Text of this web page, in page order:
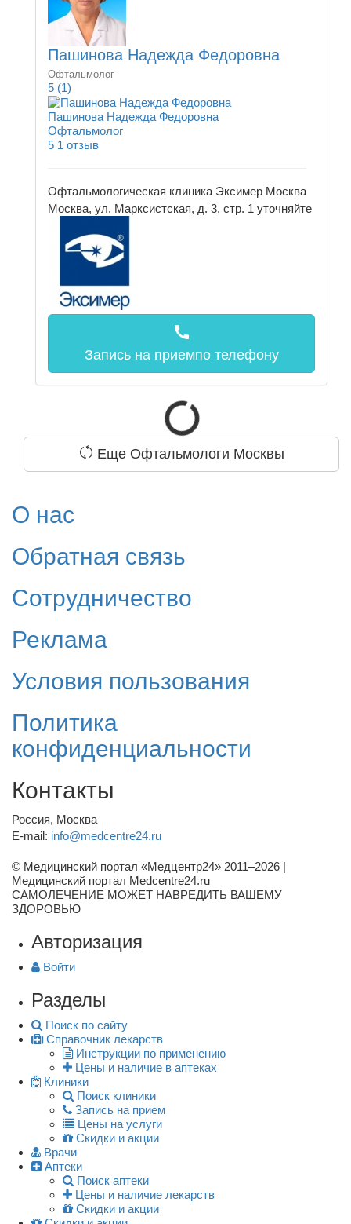
Пашинова Надежда Федоровна
Офтальмолог
5 (1)
Пашинова Надежда Федоровна
Офтальмолог
5 1 отзыв
Офтальмологическая клиника Эксимер Москва
Москва, ул. Марксистская, д. 3, стр. 1 уточняйте
call
Запись на приемпо телефону
Еще Офтальмологи Москвы
О нас
Обратная связь
Сотрудничество
Реклама
Условия пользования
Политика
конфиденциальности
Контакты
Россия, Москва
E-mail: info@medcentre24.ru
© Медицинский портал «Медцентр24» 2011–2026 |
Медицинский портал Medcentre24.ru
САМОЛЕЧЕНИЕ МОЖЕТ НАВРЕДИТЬ ВАШЕМУ
ЗДОРОВЬЮ
Авторизация
Войти
Разделы
Поиск по сайту
Справочник лекарств
Инструкции по применению
Цены и наличие в аптеках
Клиники
Поиск клиники
Запись на прием
Цены на услуги
Скидки и акции
Врачи
Аптеки
Поиск аптеки
Цены и наличие лекарств
Скидки и акции